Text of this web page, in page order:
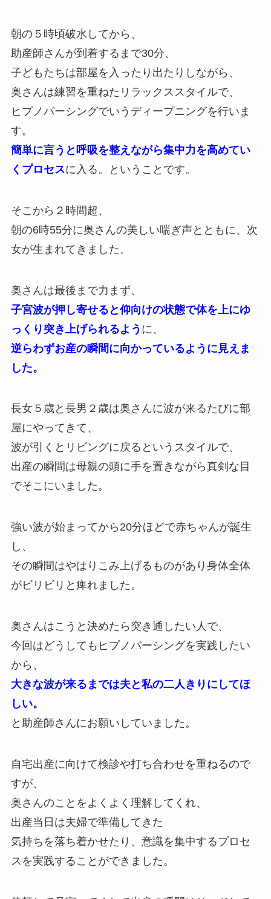
朝の５時頃破水してから、
助産師さんが到着するまで30分、
子どもたちは部屋を入ったり出たりしながら、
奥さんは練習を重ねたリラックススタイルで、
ヒプノパーシングでいうディープニングを行いま
す。
簡単に言うと呼吸を整えながら集中力を高めてい
くプロセスに入る。ということです。
そこから２時間超、
朝の6時55分に奥さんの美しい喘ぎ声とともに、次
女が生まれてきました。
奥さんは最後まで力まず、
子宮波が押し寄せると仰向けの状態で体を上にゆ
っくり突き上げられるよう に、
逆らわずお産の瞬間に向かっているように見えま
した。
長女５歳と長男２歳は奥さんに波が来るたびに部
屋にやってきて、
波が引くとリビングに戻るというスタイルで、
出産の瞬間は母親の頭に手を置きながら真剣な目
でそこにいました。
強い波が始まってから20分ほどで赤ちゃんが誕生
し、
その瞬間はやはりこみ上げるものがあり身体全体
がビリビリと痺れました。
奥さんはこうと決めたら突き通したい人で、
今回はどうしてもヒプノバーシングを実践したい
から、
大きな波が来るまでは夫と私の二人きりにしてほ
しい。
と助産師さんにお願いしていました。
自宅出産に向けて検診や打ち合わせを重ねるので
すが、
奥さんのことをよくよく理解してくれ、
出産当日は夫婦で準備してきた
気持ちを落ち着かせたり、意識を集中するプロセ
スを実践することができました。